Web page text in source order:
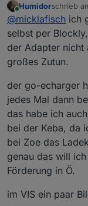
App?
ich
Laut
App
über
Online
Humidorschrieb
zuletzt
@micklafisch ich
selbst per
der Adapter
großes Zutun.
der go-echarger
jedes Mal dann
das habe ich
bei der Keba, da
bei Zoe das
genau das will
Förderung in Ö.
im VIS ein paar